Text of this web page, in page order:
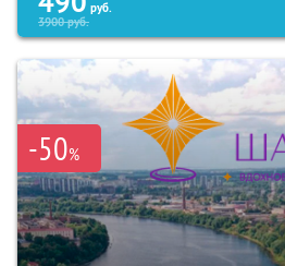
руб.
3900руб.
-50%